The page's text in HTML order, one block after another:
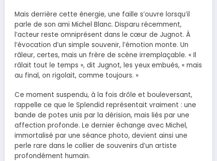
Mais derrière cette énergie, une faille s’ouvre lorsqu’il
parle de son ami Michel Blanc. Disparu récemment,
l’acteur reste omniprésent dans le cœur de Jugnot. À
l’évocation d’un simple souvenir, l’émotion monte. Un
râleur, certes, mais un frère de scène irremplaçable. « Il
râlait tout le temps », dit Jugnot, les yeux embués, « mais
au final, on rigolait, comme toujours. »
Ce moment suspendu, à la fois drôle et bouleversant,
rappelle ce que le Splendid représentait vraiment : une
bande de potes unis par la dérision, mais liés par une
affection profonde. Le dernier échange avec Michel,
immortalisé par une séance photo, devient ainsi une
perle rare dans le collier de souvenirs d’un artiste
profondément humain.